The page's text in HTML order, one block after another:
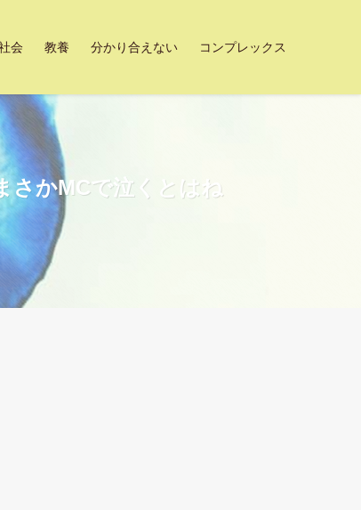
会 教養 分かり合えない コンプレックス
さかMCで泣くとはね